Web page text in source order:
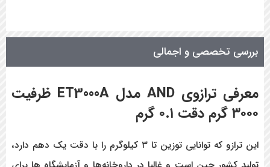
بررسی تخصصی و اجمالی
معرفی ترازوی ANDمدلET3000A ظرفیت
۳۰۰۰ گرم دقت ۰.۱ گرم
این ترازو که توانایی توزین تا ۳ کیلوگرم را با دقت یک دهم دارد،